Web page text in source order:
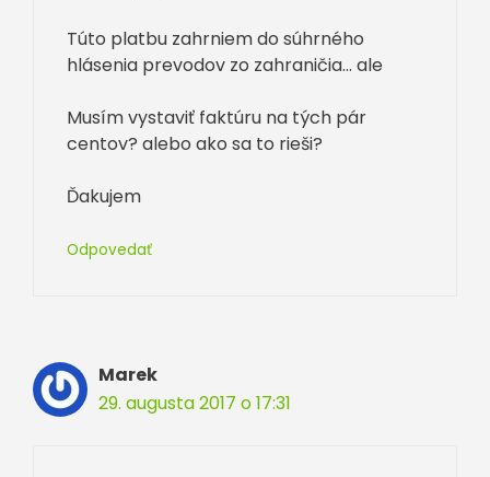
Túto platbu zahrniem do súhrného
hlásenia prevodov zo zahraničia… ale
Musím vystaviť faktúru na tých pár
centov? alebo ako sa to rieši?
Ďakujem
Odpovedať
Marek
29. augusta 2017 o 17:31